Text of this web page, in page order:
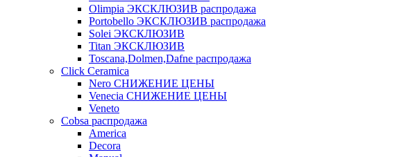
Olimpia ЭКСКЛЮЗИВ распродажа
Portobello ЭКСКЛЮЗИВ распродажа
Solei ЭКСКЛЮЗИВ
Titan ЭКСКЛЮЗИВ
Toscana,Dolmen,Dafne распродажа
Cliсk Ceramica
Nero СНИЖЕНИЕ ЦЕНЫ
Venecia СНИЖЕНИЕ ЦЕНЫ
Veneto
Cobsa распродажа
America
Decora